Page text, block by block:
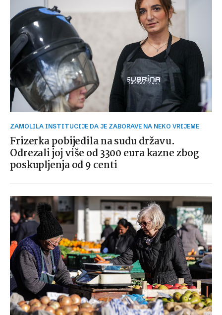
ZAMOLILA INSTITUCIJE DA JE ZABORAVE NA NEKO VRIJEME
Frizerka pobijedila na sudu državu.
Odrezali joj više od 3300 eura kazne zbog
poskupljenja od 9 centi